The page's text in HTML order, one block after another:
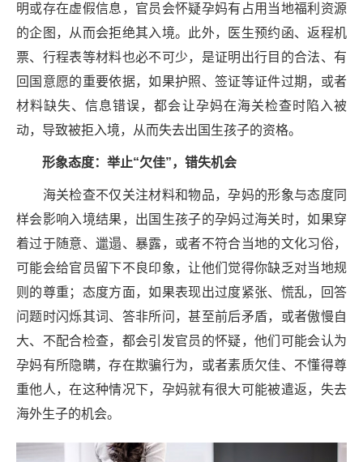
明或存在虚假信息，官员会怀疑孕妈有占用当地福利资源
的企图，从而会拒绝其入境。此外，医生预约函、返程机
票、行程表等材料也必不可少，是证明出行目的合法、有
回国意愿的重要依据，如果护照、签证等证件过期，或者
材料缺失、信息错误，都会让孕妈在海关检查时陷入被
动，导致被拒入境，从而失去出国生孩子的资格。
形象态度：举止“欠佳”，错失机会
海关检查不仅关注材料和物品，孕妈的形象与态度同
样会影响入境结果，出国生孩子的孕妈过海关时，如果穿
着过于随意、邋遢、暴露，或者不符合当地的文化习俗，
可能会给官员留下不良印象，让他们觉得你缺乏对当地规
则的尊重；态度方面，如果表现出过度紧张、慌乱，回答
问题时闪烁其词、答非所问，甚至前后矛盾，或者傲慢自
大、不配合检查，都会引发官员的怀疑，他们可能会认为
孕妈有所隐瞒，存在欺骗行为，或者素质欠佳、不懂得尊
重他人，在这种情况下，孕妈就有很大可能被遣返，失去
海外生子的机会。